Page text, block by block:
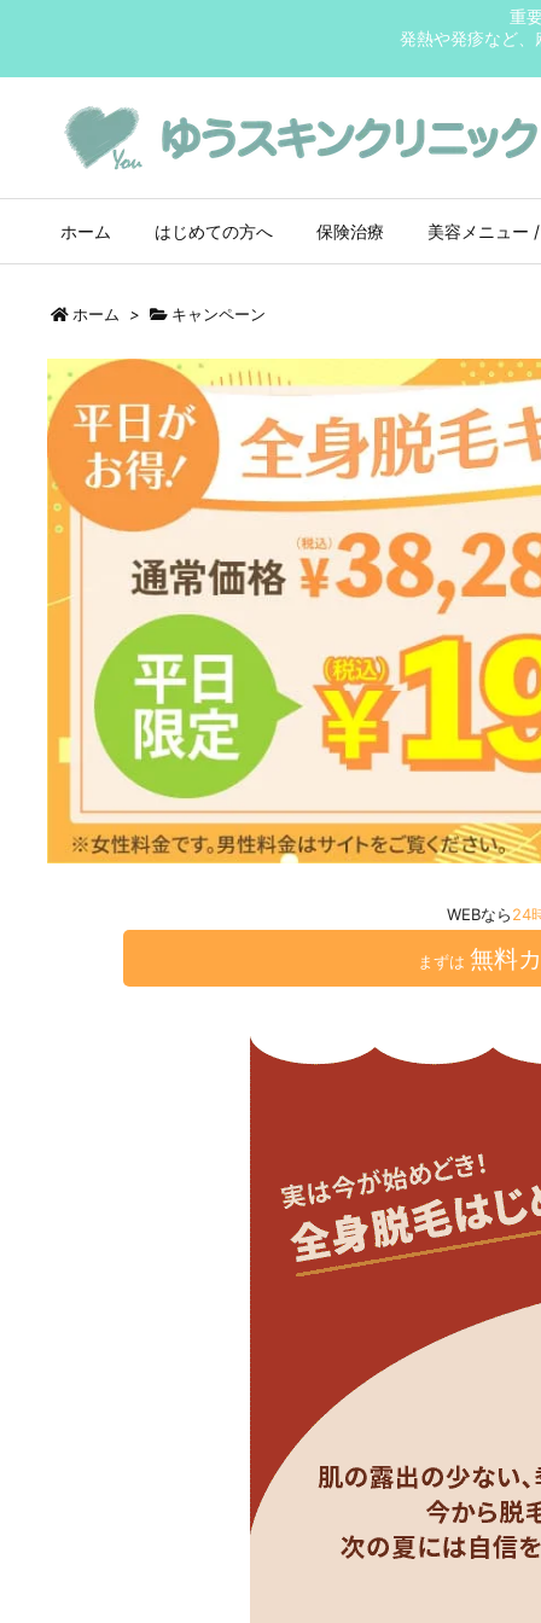
重
発熱や発疹など
ホーム はじめての方へ 保険治療 美容メニュー
ホーム > キャンペーン
WEBなら24
まずは 無料